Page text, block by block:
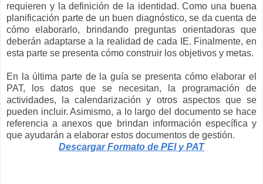
requieren y la definición de la identidad. Como una buena
planificación parte de un buen diagnóstico, se da cuenta de
cómo elaborarlo, brindando preguntas orientadoras que
deberán adaptarse a la realidad de cada IE. Finalmente, en
esta parte se presenta cómo construir los objetivos y metas.
En la última parte de la guía se presenta cómo elaborar el
PAT, los datos que se necesitan, la programación de
actividades, la calendarización y otros aspectos que se
pueden incluir. Asimismo, a lo largo del documento se hace
referencia a anexos que brindan información específica y
que ayudarán a elaborar estos documentos de gestión.
Descargar Formato de PEI y PAT